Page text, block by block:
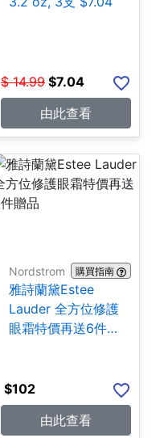
$ 14.99 $7.04
由此查看
Nordstrom 購買指南
雅詩蘭黛Estee
Lauder 全方位修護
眼霜特價再送6件贈
$102
由此查看